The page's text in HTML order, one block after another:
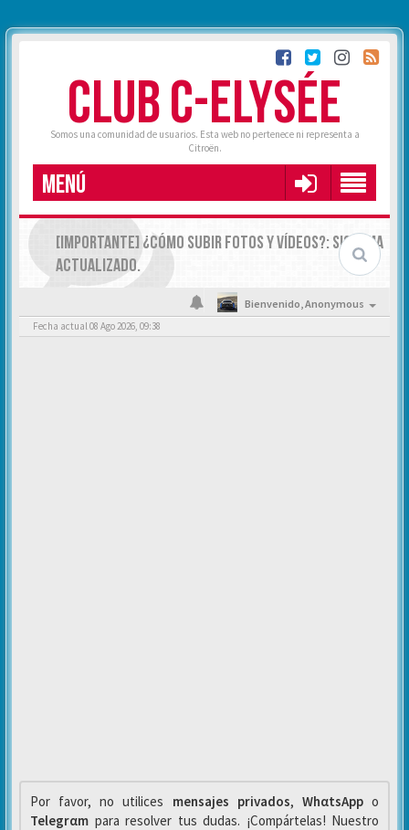
CLUB C-ELYSÉE
Somos una comunidad de usuarios. Esta web no pertenece ni representa a
Citroën.
MENÚ
[IMPORTANTE] ¿CÓMO SUBIR FOTOS Y VÍDEOS?: SISTEMA
ACTUALIZADO.
Bienvenido,Anonymous
Fecha actual 08 Ago 2026, 09:38
Por favor, no utilices mensajes privados, WhαtsAppo
Telegrαm para resolver tus dudas. ¡Compártelas! Nuestro